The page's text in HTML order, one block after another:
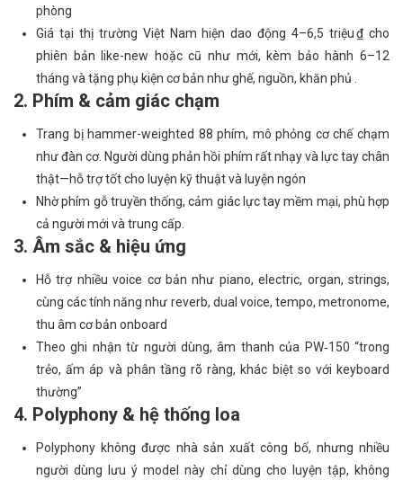
phòng
Giá tại thị trường Việt Nam hiện dao động 4–6,5 triệu ₫ cho
phiên bản like-new hoặc cũ như mới, kèm bảo hành 6–12
tháng và tặng phụ kiện cơ bản như ghế, nguồn, khăn phủ .
2. Phím & cảm giác chạm
Trang bị hammer-weighted 88 phím, mô phỏng cơ chế chạm
như đàn cơ. Người dùng phản hồi phím rất nhạy và lực tay chân
thật—hỗ trợ tốt cho luyện kỹ thuật và luyện ngón
Nhờ phím gỗ truyền thống, cảm giác lực tay mềm mại, phù hợp
cả người mới và trung cấp.
3. Âm sắc & hiệu ứng
Hỗ trợ nhiều voice cơ bản như piano, electric, organ, strings,
cùng các tính năng như reverb, dual voice, tempo, metronome,
thu âm cơ bản onboard
Theo ghi nhận từ người dùng, âm thanh của PW‑150 “trong
trẻo, ấm áp và phân tầng rõ ràng, khác biệt so với keyboard
thường”
4. Polyphony & hệ thống loa
Polyphony không được nhà sản xuất công bố, nhưng nhiều
người dùng lưu ý model này chỉ dùng cho luyện tập, không